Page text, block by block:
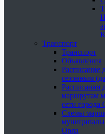
Транспорт
Транспорт
Объявления
Расписание
сезонным
Расписания
маршрутам
сети города
Схемы
Орла